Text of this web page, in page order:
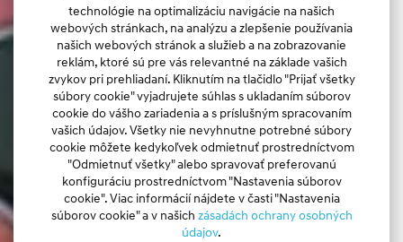
technológie na optimalizáciu navigácie na našich
webových stránkach, na analýzu a zlepšenie používania
našich webových stránok a služieb a na zobrazovanie
reklám, ktoré sú pre vás relevantné na základe vašich
zvykov pri prehliadaní. Kliknutím na tlačidlo "Prijať všetky
súbory cookie" vyjadrujete súhlas s ukladaním súborov
cookie do vášho zariadenia a s príslušným spracovaním
vašich údajov. Všetky nie nevyhnutne potrebné súbory
cookie môžete kedykoľvek odmietnuť prostredníctvom
"Odmietnuť všetky" alebo spravovať preferovanú
konfiguráciu prostredníctvom "Nastavenia súborov
cookie". Viac informácií nájdete v časti "Nastavenia
súborov cookie" a v našich zásadách ochrany osobných
údajov.